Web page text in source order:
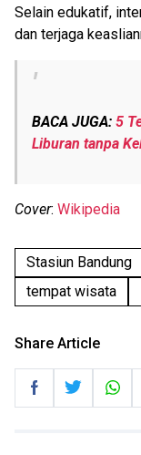
Selain edukatif,
dan terjaga
BACA JUGA: 5
Liburan tanpa
Cover: Wikipedia
Stasiun Bandung
tempat wisata
Share Article